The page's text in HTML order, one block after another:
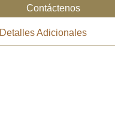
Contáctenos
Detalles Adicionales